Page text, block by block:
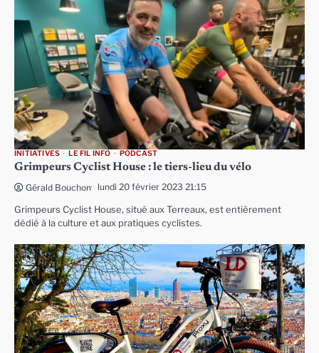
INITIATIVES LE FIL INFO PODCAST
Grimpeurs Cyclist House : le tiers-lieu du vélo
Gérald Bouchon lundi 20 février 2023 21:15
Grimpeurs Cyclist House, situé aux Terreaux, est entièrement
dédié à la culture et aux pratiques cyclistes.